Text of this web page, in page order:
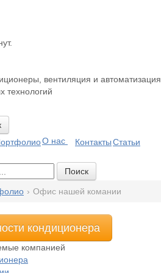
вентиляция и автоматизация.
технологий
О нас КонтактыСтатьи
Поиск
› Офис нашей комании
кондиционера
компанией